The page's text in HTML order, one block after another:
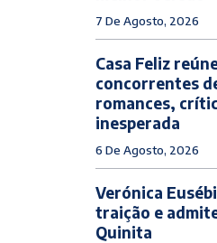
7 De Agosto, 2026
Casa Feliz
concorrentes
romances,
inesperada
6 De Agosto, 2026
Verónica
traição e
Quinita